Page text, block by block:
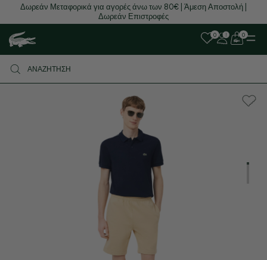
Δωρεάν Μεταφορικά για αγορές άνω των 80€ | Άμεση Αποστολή |
Δωρεάν Επιστροφές
0 0